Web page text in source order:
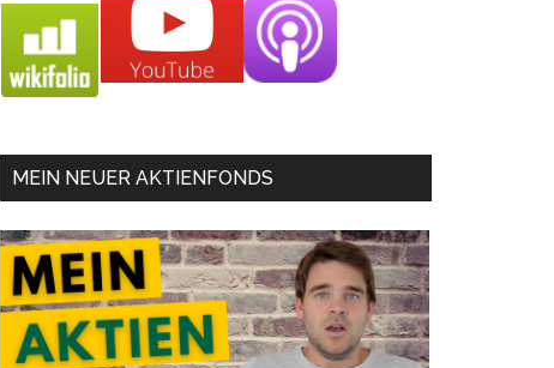
MEIN NEUER AKTIENFONDS